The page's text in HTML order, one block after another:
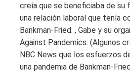
creía que se beneficiaba de su
una relación laboral que tenía
Bankman-Fried. , Gabe y su
Against Pandemics. (Algunos
NBC News que los esfuerzos
una pandemia de Bankman-